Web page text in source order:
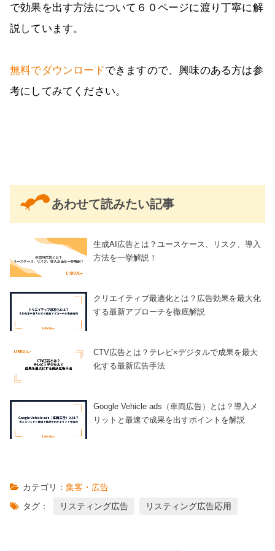
で効果を出す方法について６０ページに渡り丁寧に解
説しています。
無料でダウンロードできますので、興味のある方は参
考にしてみてください。
あわせて読みたい記事
生成AI広告とは？ユースケース、リスク、導入
方法を一挙解説！
クリエイティブ最適化とは？広告効果を最大化
する最新アプローチを徹底解説
CTV広告とは？テレビ×デジタルで成果を最大
化する最新広告手法
Google Vehicle ads（車両広告）とは？導入メ
リットと最速で成果を出すポイントを解説
カテゴリ： 集客・広告
タグ：
リスティング広告 リスティング広告応用